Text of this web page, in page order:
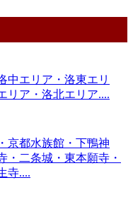
中エリア・洛東エリ
リア・洛北エリア....
京都水族館・下鴨神
・二条城・東本願寺・
寺....